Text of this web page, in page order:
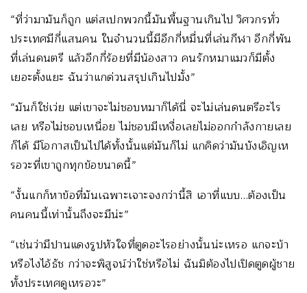
“ที่ว่ามามันก็ถูก แต่สเปกพวกนี้มันพื้นฐานเกินไป วิศวกรทั่ว
ประเทศมีกี่แสนคน ในจำนวนนี้มีอีกกี่หมื่นที่เล่นกีฬา อีกกี่พัน
ที่เล่นดนตรี แล้วอีกกี่ร้อยที่มีน้องสาว คนรักหมาแมวก็มีตั้ง
เยอะตั้งแยะ ฉันว่าแกด่วนสรุปเกินไปมั้ง”
“มันก็ใช่เว่ย แต่เขาจะไม่ชอบหมาก็ได้นี่ จะไม่เล่นดนตรีอะไร
เลย หรือไม่ชอบเหนื่อย ไม่ชอบมีเหงื่อเลยไม่ออกกำลังกายเลย
ก็ได้ มีโอกาสเป็นไปได้ทั้งนั้นแต่มันก็ไม่ แกคิดว่ามันบังเอิญเห
รอวะที่เขาถูกทุกข้อขนาดนี้”
“งั้นแกก็หาข้อที่มันเฉพาะเจาะจงกว่านี้สิ เอาที่แบบ…ต้องเป็น
คนคนนี้เท่านั้นถึงจะมีน่ะ”
“เช่นว่ามีปานแดงรูปหัวใจที่ตูดอะไรอย่างนั้นน่ะเหรอ แกจะบ้า
หรือไงไอ้ธัช กว่าจะพิสูจน์ว่าใช่หรือไม่ ฉันมิต้องไปเปิดตูดผู้ชาย
ทั้งประเทศดูเหรอวะ”